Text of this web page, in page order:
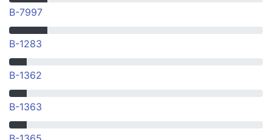
B-7997
B-1283
B-1362
B-1363